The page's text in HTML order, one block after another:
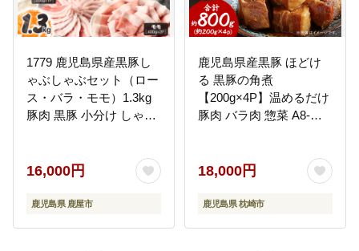
1779 鹿児島県産黒豚し
ゃぶしゃぶセット（ロー
ス・バラ・モモ）1.3kg
豚肉 黒豚 小分け しゃぶ
001-02
16,000円
鹿児島県 鹿屋市
鹿児島県産黒豚 ほどけ
る 黒豚の角煮
【200g×4P】温めるだけ
豚肉 バラ肉 惣菜 A8-
18,000円
鹿児島県 枕崎市